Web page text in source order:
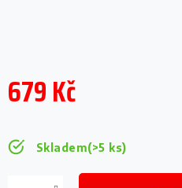
679 Kč
Skladem(>5 ks)